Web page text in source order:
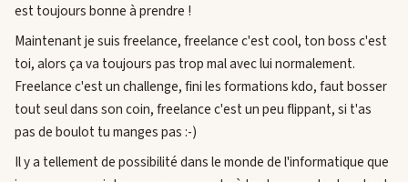
est toujours bonne à prendre !
Maintenant je suis freelance, freelance c'est cool, ton boss c'est
toi, alors ça va toujours pas trop mal avec lui normalement.
Freelance c'est un challenge, fini les formations kdo, faut bosser
tout seul dans son coin, freelance c'est un peu flippant, si t'as
pas de boulot tu manges pas :-)
Il y a tellement de possibilité dans le monde de l'informatique que